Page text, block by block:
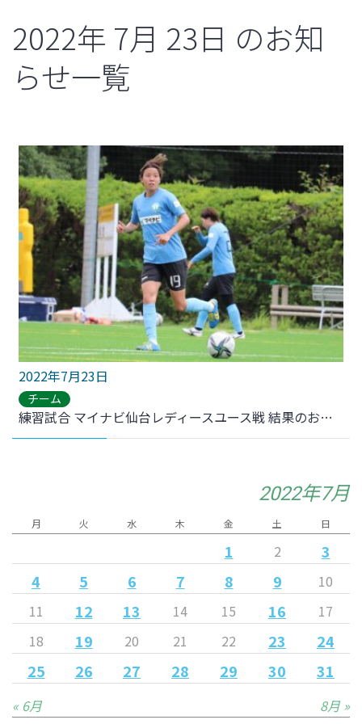
2022年 7月 23日 のお知
らせ一覧
2022年7月23日
チーム
練習試合 マイナビ仙台レディースユース戦 結果のお知らせ
2022年7月
月 火 水 木 金 土 日
1 2
3
4
5 6 7 8 9
10
11
12 13 14 15 16
17
18
19 20 21 22 23
24
25
26 27 28 29 30 31
« 6月 8月 »